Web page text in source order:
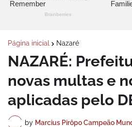
Página inicial Nazaré
NAZARÉ:
novas multas e
aplicadas pelo
by Marcius Pirôpo Campeão